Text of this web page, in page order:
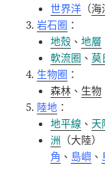
世界洋 （海
岩石圈 ：
地殼 、地層
軟流圈 、莫
生物圈 ：
森林 、 生物
陸地 ：
地平線 、 天
洲 （大陸）
角 、 島嶼 、